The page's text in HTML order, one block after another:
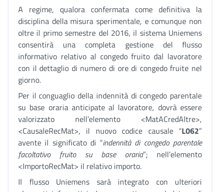
A regime, qualora confermata come definitiva la
disciplina della misura sperimentale, e comunque non
oltre il primo semestre del 2016, il sistema Uniemens
consentirà una completa gestione del flusso
informativo relativo al congedo fruito dal lavoratore
con il dettaglio di numero di ore di congedo fruite nel
giorno.
Per il conguaglio della indennità di congedo parentale
su base oraria anticipate al lavoratore, dovrà essere
valorizzato nell’elemento <MatACredAltre>,
<CausaleRecMat>, il nuovo codice causale “L062”
avente il significato di “indennità di congedo parentale
facoltativo fruito su base oraria”; nell’elemento
<ImportoRecMat> il relativo importo.
Il flusso Uniemens sarà integrato con ulteriori